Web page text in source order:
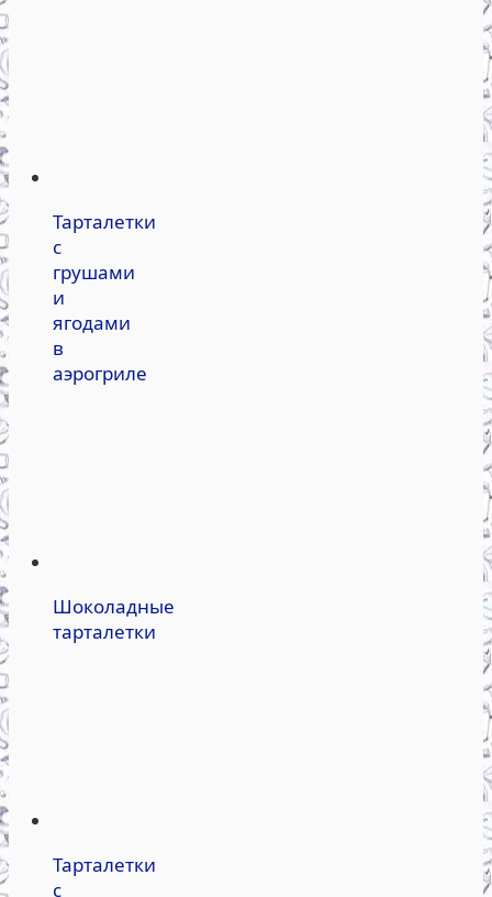
Тарталетки
с
грушами
и
ягодами
в
аэрогриле
Шоколадные
тарталетки
Тарталетки
с